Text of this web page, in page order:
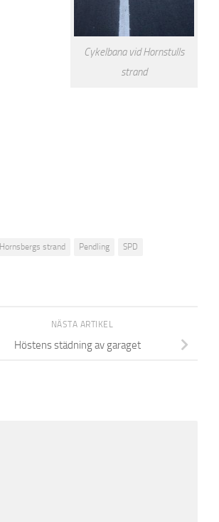
Cykelbana vid Hornstulls
strand
Hornsbergs strand Pendling
SPD
NÄSTA ARTIKEL
Höstens städning av garaget